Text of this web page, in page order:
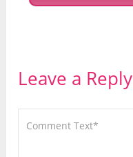
Leave a Reply